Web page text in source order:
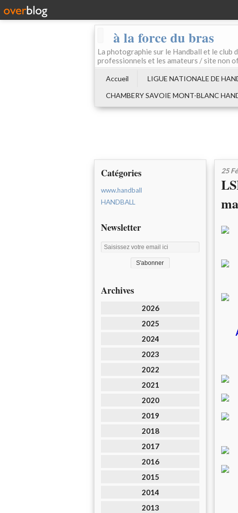
à la force du bras
La photographie sur le Handball et le club
professionnels et les amateurs / site non
Accueil LIGUE NATIONALE DE
CHAMBERY SAVOIE MONT-BLANC
Catégories
www.handball
HANDBALL
Newsletter
Archives
2026
2025
2024
2023
2022
2021
2020
2019
2018
2017
2016
2015
2014
2013
25